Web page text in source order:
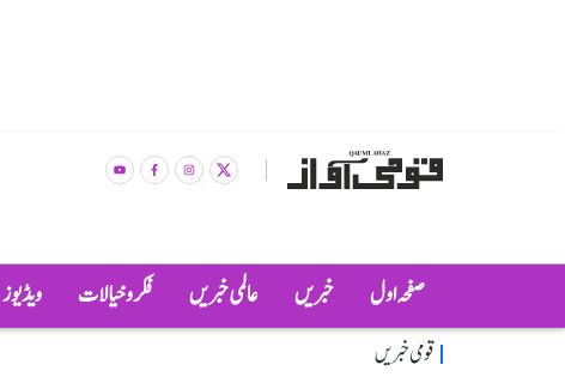
صفحہ اول خبریں عالمی خبریں فکر و خیالات ویڈیوز
قومی خبریں